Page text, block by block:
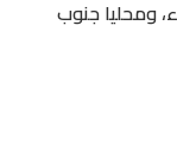
ومحليا جنوب